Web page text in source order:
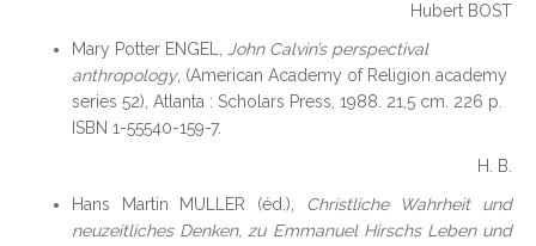
Hubert BOST
Mary Potter ENGEL,
John Calvin’s perspectival
anthropology, (American Academy of Religion academy
series 52), Atlanta : Scholars Press, 1988. 21,5 cm. 226 p.
ISBN 1-55540-159-7.
H. B.
Hans Martin MULLER (éd.), Christliche Wahrheit und
neuzeitliches Denken, zu Emmanuel Hirschs Leben und